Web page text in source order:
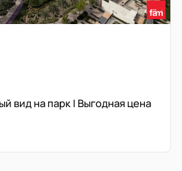
вид на парк | Выгодная цена